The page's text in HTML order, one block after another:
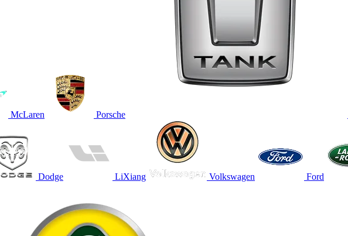
McLaren Porsche
Dodge LiXiang Volkswagen Ford